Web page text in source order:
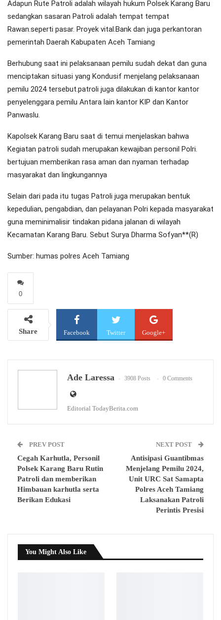
Adapun Rute Patroli adalah wilayah hukum Polsek Karang Baru
sedangkan sasaran Patroli adalah tempat tempat
Rawan.seperti pasar. Proyek vital.Bank dan juga perkantoran
pemerintah Daerah Kabupaten Aceh Tamiang
Berhubung saat ini pelaksanaan pemilu sudah dekat dan guna
menciptakan situasi yang Kondusif menjelang pelaksanaan
pemilu 2024 tersebut.patroli juga dilakukan di kantor kantor
penyelenggara pemilu Antara lain kantor KIP dan Kantor
Panwaslu.
Kapolsek Karang Baru saat di temui menjelaskan bahwa
Kegiatan patroli sudah merupakan kewajiban personil Polri.
bertujuan memberikan rasa aman dan nyaman terhadap
masyarakat dan lingkungannya
Selain dari pada itu tugas Patroli juga merupakan bentuk
kepedulian, pengabdian, dan pelayanan Polri kepada masyarakat
guna meminimalisir tindakan pidana jalanan di wilayah
Kecamatan Karang Baru. Sebut Surya Dharma Sofyan**(R)
Sumber: humas polres Aceh Tamiang
0
Share Facebook Twitter Google+
Ade Laressa 3908 Posts 0 Comments
Editorial TodayBerita.com
PREV POST
Cegah Karhutla, Personil
Polsek Karang Baru Rutin
Patroli dan memberikan
Himbauan karhutla serta
Berikan Edukasi
NEXT POST
Antisipasi Guantibmas
Menjelang Pemilu 2024,
Unit URC Sat Samapta
Polres Aceh Tamiang
Laksanakan Patroli
Perintis Presisi
You Might Also Like